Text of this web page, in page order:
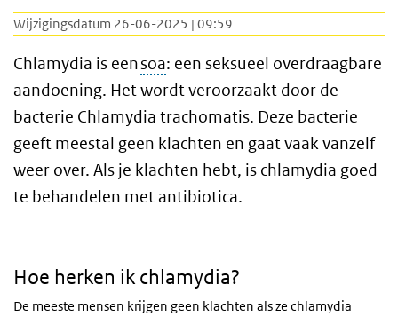
Wijzigingsdatum 26-06-2025 | 09:59
Chlamydia is eensoa: een seksueel overdraagbare
aandoening. Het wordt veroorzaakt door de
bacterie Chlamydia trachomatis. Deze bacterie
geeft meestal geen klachten en gaat vaak vanzelf
weer over. Als je klachten hebt, is chlamydia goed
te behandelen met antibiotica.
Hoe herken ik chlamydia?
De meeste mensen krijgen geen klachten als ze chlamydia